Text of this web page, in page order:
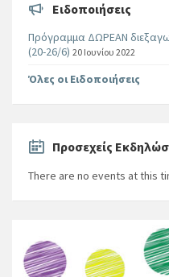
Ειδοποιήσεις
Πρόγραμμα ΔΩΡΕΑΝ
(20-26/6) 20 Ιουνίου 2022
Όλες οι Ειδοποιήσεις
Προσεχείς
There are no events at this